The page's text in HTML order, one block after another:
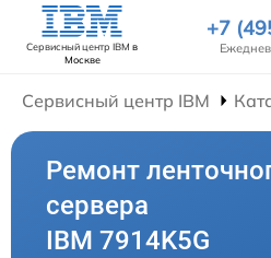
Сервисный центр IBM в
Москве
+7
Сервисный центр IBM
Ремонт
сервера
IBM 7914K5G